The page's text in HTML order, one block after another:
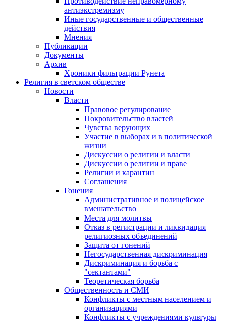
антиэкстремизму
Иные государственные и общественные
действия
Мнения
Публикации
Документы
Архив
Хроники фильтрации Рунета
Религия в светском обществе
Новости
Власти
Правовое регулирование
Покровительство властей
Чувства верующих
Участие в выборах и в политической
жизни
Дискуссии о религии и власти
Дискуссии о религии и праве
Религии и карантин
Соглашения
Гонения
Административное и полицейское
вмешательство
Места для молитвы
Отказ в регистрации и ликвидация
религиозных объединений
Защита от гонений
Негосударственная дискриминация
Дискриминация и борьба с
"сектантами"
Теоретическая борьба
Общественность и СМИ
Конфликты с местным населением и
организациями
Конфликты с учреждениями культуры